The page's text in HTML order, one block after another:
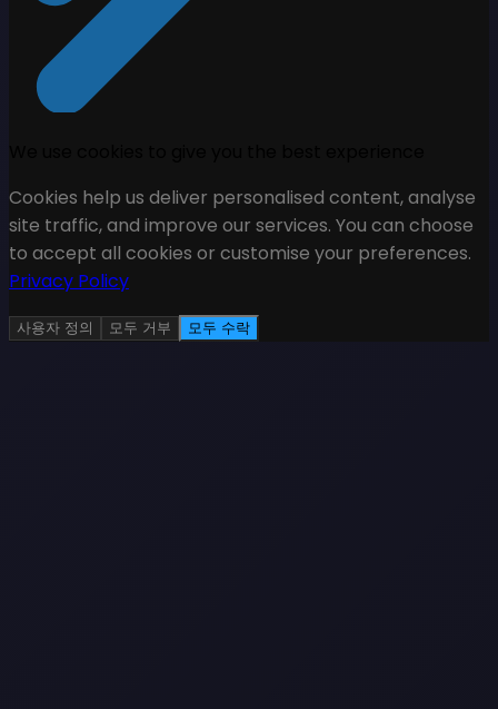
Cookies help us deliver personalised content, analyse
site traffic, and improve our services. You can choose
to accept all cookies or customise your preferences.
Privacy Policy
사용자 정의 모두 거부 모두 수락